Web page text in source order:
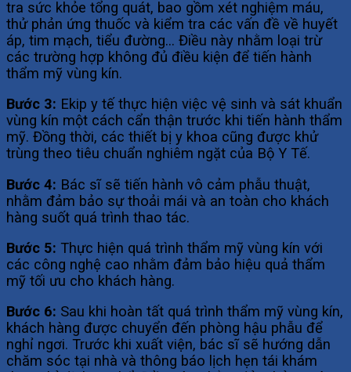
tra sức khỏe tổng quát, bao gồm xét nghiệm máu,
thử phản ứng thuốc và kiểm tra các vấn đề về huyết
áp, tim mạch, tiểu đường… Điều này nhằm loại trừ
các trường hợp không đủ điều kiện để tiến hành
thẩm mỹ vùng kín.
Bước 3: Ekip y tế thực hiện việc vệ sinh và sát khuẩn
vùng kín một cách cẩn thận trước khi tiến hành thẩm
mỹ. Đồng thời, các thiết bị y khoa cũng được khử
trùng theo tiêu chuẩn nghiêm ngặt của Bộ Y Tế.
Bước 4: Bác sĩ sẽ tiến hành vô cảm phẫu thuật,
nhằm đảm bảo sự thoải mái và an toàn cho khách
hàng suốt quá trình thao tác.
Bước 5: Thực hiện quá trình thẩm mỹ vùng kín với
các công nghệ cao nhằm đảm bảo hiệu quả thẩm
mỹ tối ưu cho khách hàng.
Bước 6: Sau khi hoàn tất quá trình thẩm mỹ vùng kín,
khách hàng được chuyển đến phòng hậu phẫu để
nghỉ ngơi. Trước khi xuất viện, bác sĩ sẽ hướng dẫn
chăm sóc tại nhà và thông báo lịch hẹn tái khám